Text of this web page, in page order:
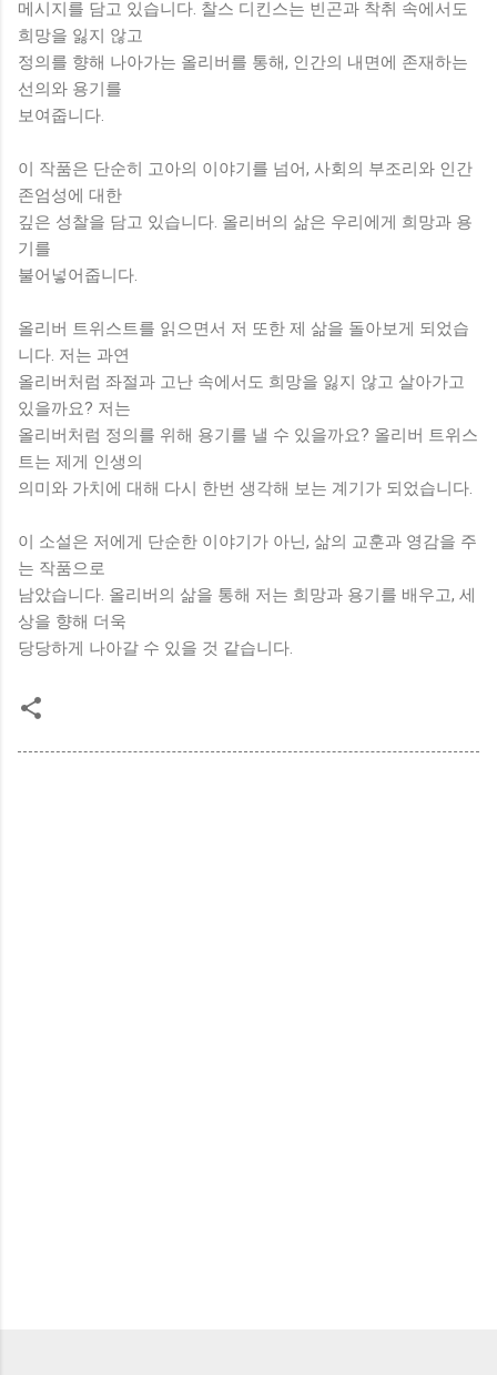
메시지를 담고 있습니다. 찰스 디킨스는 빈곤과 착취 속에서도
희망을 잃지 않고
정의를 향해 나아가는 올리버를 통해, 인간의 내면에 존재하는
선의와 용기를
보여줍니다.
이 작품은 단순히 고아의 이야기를 넘어, 사회의 부조리와 인간
존엄성에 대한
깊은 성찰을 담고 있습니다. 올리버의 삶은 우리에게 희망과 용
기를
불어넣어줍니다.
올리버 트위스트를 읽으면서 저 또한 제 삶을 돌아보게 되었습
니다. 저는 과연
올리버처럼 좌절과 고난 속에서도 희망을 잃지 않고 살아가고
있을까요? 저는
올리버처럼 정의를 위해 용기를 낼 수 있을까요? 올리버 트위스
트는 제게 인생의
의미와 가치에 대해 다시 한번 생각해 보는 계기가 되었습니다.
이 소설은 저에게 단순한 이야기가 아닌, 삶의 교훈과 영감을 주
는 작품으로
남았습니다. 올리버의 삶을 통해 저는 희망과 용기를 배우고, 세
상을 향해 더욱
당당하게 나아갈 수 있을 것 같습니다.